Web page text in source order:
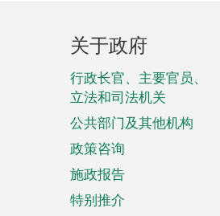
页
脚
菜
单
关于政府
行政长官、主要官员、
立法和司法机关
公共部门及其他机构
政策咨询
施政报告
特别推介